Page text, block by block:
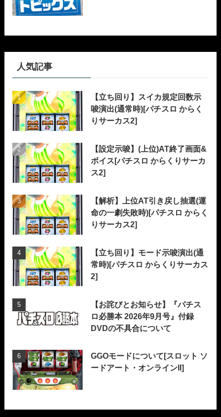
人気記事
【立ち回り】スイカ規定回数示
唆演出(通常時)[パチスロ からく
りサーカス2]
【設定示唆】(上位)AT終了画面&
ボイス[パチスロ からくりサーカ
ス2]
【解析】上位AT引き戻し抽選(運
命の一劇失敗時)[パチスロ からく
りサーカス2]
【立ち回り】モード示唆演出(通
常時)[パチスロ からくりサーカス
2]
【お詫びとお知らせ】『パチス
ロ必勝本 2026年9月号』付録
DVDの不具合について
GGOモードについて[スロット ソ
ードアート・オンラインII]